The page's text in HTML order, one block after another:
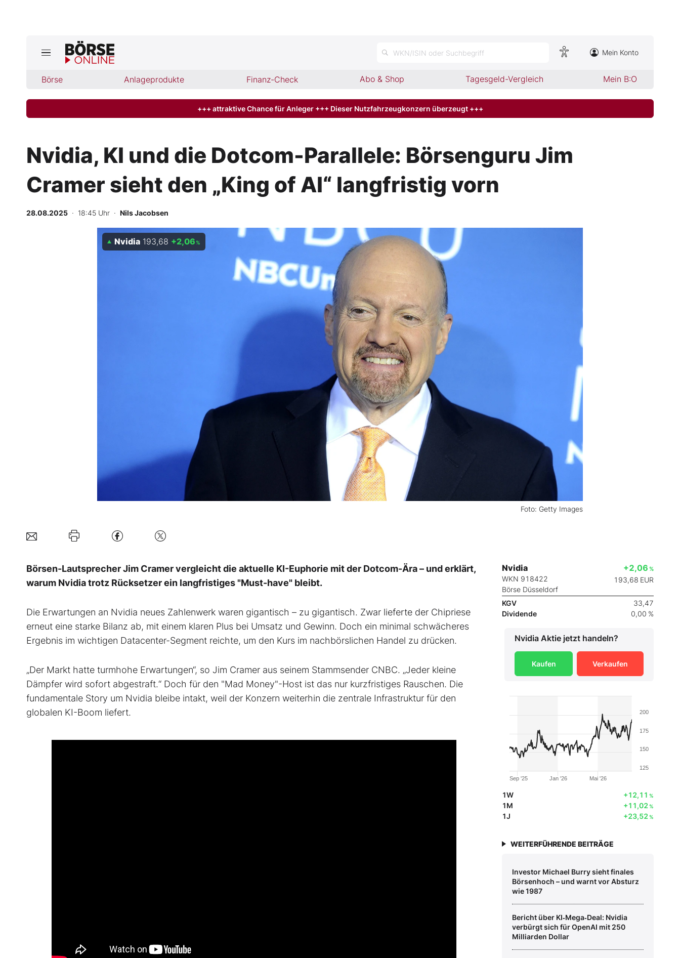
WKN/ISIN oder Suchbegriff Mein Konto
Börse Anlageprodukte Finanz-Check Abo & Shop Tagesgeld-Vergleich Mein B:O
Börse
Abo & Shop
BO-Musterdepots
Experten
Mein B:O
+++ attraktive Chance für Anleger +++ Dieser Nutzfahrzeugkonzern überzeugt +++
Nvidia, KI und die Dotcom-Parallele: Börsenguru Jim
Cramer sieht den „King of AI“ langfristig vorn
28.08.2025 · 18:45 Uhr · Nils Jacobsen
Foto: Getty Images
Nvidia 193,68 +2,06 %
Börsen-Lautsprecher Jim Cramer vergleicht die aktuelle KI-Euphorie mit der Dotcom-Ära – und erklärt,
warum Nvidia trotz Rücksetzer ein langfristiges "Must-have" bleibt.
Die Erwartungen an Nvidia neues Zahlenwerk waren gigantisch – zu gigantisch. Zwar lieferte der Chipriese
erneut eine starke Bilanz ab, mit einem klaren Plus bei Umsatz und Gewinn. Doch ein minimal schwächeres
Ergebnis im wichtigen Datacenter-Segment reichte, um den Kurs im nachbörslichen Handel zu drücken.
„Der Markt hatte turmhohe Erwartungen“, so Jim Cramer aus seinem Stammsender CNBC. „Jeder kleine
Dämpfer wird sofort abgestraft.“ Doch für den "Mad Money"-Host ist das nur kurzfristiges Rauschen. Die
fundamentale Story um Nvidia bleibe intakt, weil der Konzern weiterhin die zentrale Infrastruktur für den
globalen KI-Boom liefert.
Nvidia
WKN 918422
Börse Düsseldorf
+2,06 %
193,68 EUR
KGV
33,47
Dividende
0,00 %
Nvidia Aktie jetzt handeln?
Kaufen Verkaufen
Jan '26
Sep '25 Mai '26
125
150
175
200
1W +12,11 %
1M +11,02%
1J +23,52%
WEITERFÜHRENDE BEITRÄGE
Investor Michael Burry sieht finales
Börsenhoch – und warnt vor Absturz
wie 1987
Bericht über KI‑Mega‑Deal: Nvidia
verbürgt sich für OpenAI mit 250
Milliarden Dollar